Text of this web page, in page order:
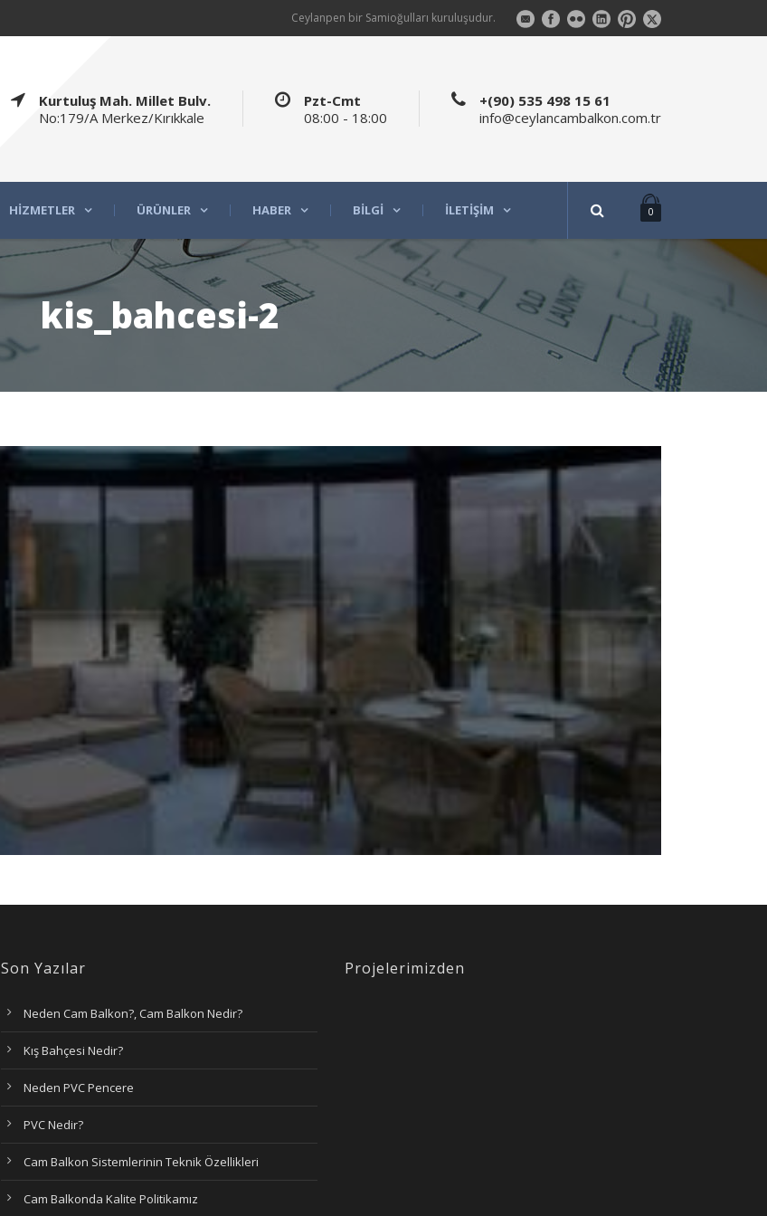
Ceylanpen bir Samioğulları kuruluşudur.
Kurtuluş Mah. Millet Bulv.
No:179/A Merkez/Kırıkkale
Pzt-Cmt
08:00 - 18:00
+(90) 535 498 15 61
info@ceylancambalkon.com.tr
HIZMETLER ÜRÜNLER HABER BILGI İLETIŞIM 0
kis_bahcesi-2
Son Yazılar
Neden Cam Balkon?, Cam Balkon Nedir?
Kış Bahçesi Nedir?
Neden PVC Pencere
PVC Nedir?
Cam Balkon Sistemlerinin Teknik Özellikleri
Cam Balkonda Kalite Politikamız
Projelerimizden